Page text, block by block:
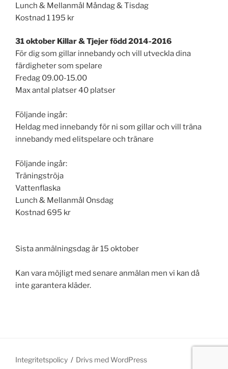
Lunch & Mellanmål Måndag & Tisdag
Kostnad 1 195 kr
31 oktober Killar & Tjejer född 2014-2016
För dig som gillar innebandy och vill utveckla dina
färdigheter som spelare
Fredag 09.00-15.00
Max antal platser 40 platser
Följande ingår:
Heldag med innebandy för ni som gillar och vill träna
innebandy med elitspelare och tränare
Följande ingår:
Träningströja
Vattenflaska
Lunch & Mellanmål Onsdag
Kostnad 695 kr
Sista anmälningsdag är 15 oktober
Kan vara möjligt med senare anmälan men vi kan då
inte garantera kläder.
Integritetspolicy Drivs med WordPress